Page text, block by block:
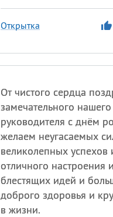
Открытка
От чистого сердца
замечательного
руководителя с днём
желаем неугасаемых
великолепных успехов
отличного настроения
блестящих идей и
доброго здоровья и
в жизни.